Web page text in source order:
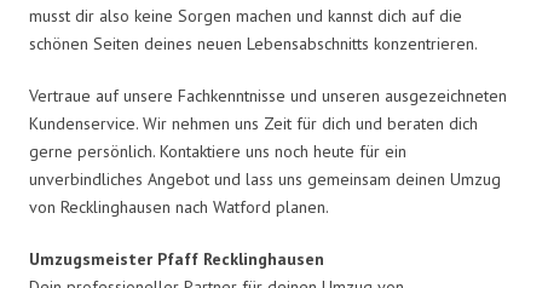
musst dir also keine Sorgen machen und kannst dich auf die
schönen Seiten deines neuen Lebensabschnitts konzentrieren.
Vertraue auf unsere Fachkenntnisse und unseren ausgezeichneten
Kundenservice. Wir nehmen uns Zeit für dich und beraten dich
gerne persönlich. Kontaktiere uns noch heute für ein
unverbindliches Angebot und lass uns gemeinsam deinen Umzug
von Recklinghausen nach Watford planen.
Umzugsmeister Pfaff Recklinghausen